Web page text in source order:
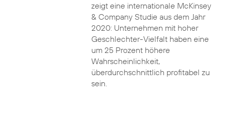
zeigt eine internationale McKinsey
& Company Studie aus dem Jahr
2020: Unternehmen mit hoher
Geschlechter-Vielfalt haben eine
um 25 Prozent höhere
Wahrscheinlichkeit,
überdurchschnittlich profitabel zu
sein.